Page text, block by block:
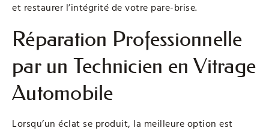
et restaurer l’intégrité de votre pare-brise.
Réparation Professionnelle
par un Technicien en Vitrage
Automobile
Lorsqu’un éclat se produit, la meilleure option est